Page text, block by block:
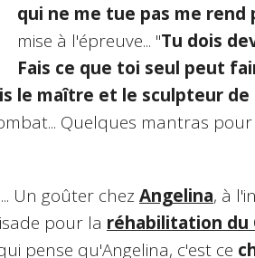
qui ne me tue pas me rend
mise à l'épreuve... "Tu dois
Fais ce que toi seul peut
le maître et le sculpteur
Quelques mantras
... Un goûter chez Angelina, à
pour la réhabilitation du
pense qu'Angelina, c'est ce